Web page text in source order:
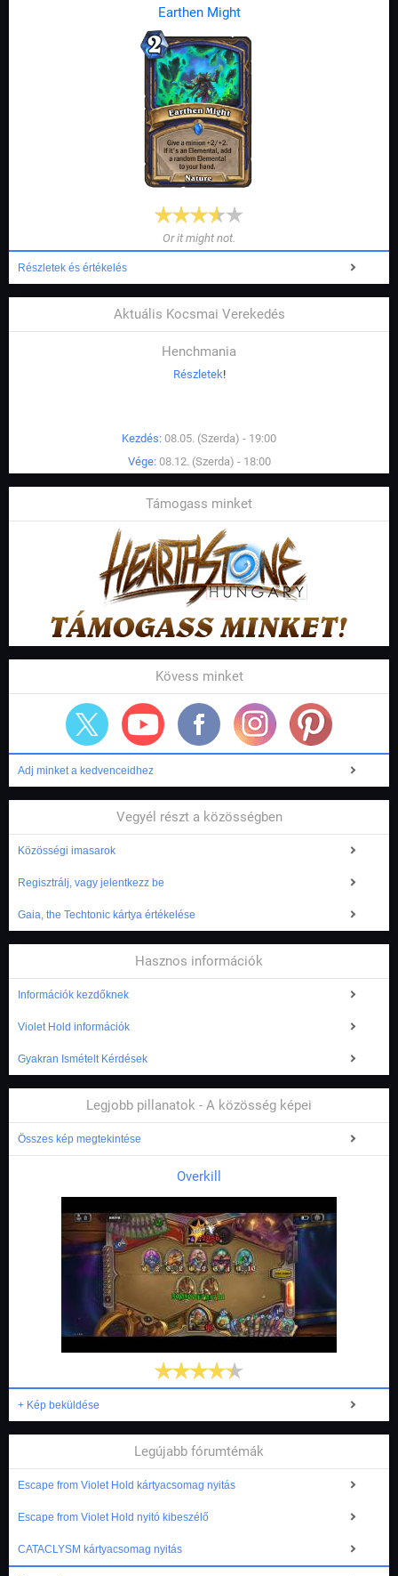
Earthen Might
Or it might not.
Részletek és értékelés
Aktuális Kocsmai Verekedés
Henchmania
Részletek!
Kezdés: 08.05. (Szerda) - 19:00
Vége: 08.12. (Szerda) - 18:00
Támogass minket
Kövess minket
Adj minket a kedvenceidhez
Vegyél részt a közösségben
Közösségi imasarok
Regisztrálj, vagy jelentkezz be
Gaia, the Techtonic kártya értékelése
Hasznos információk
Információk kezdőknek
Violet Hold információk
Gyakran Ismételt Kérdések
Legjobb pillanatok - A közösség képei
Összes kép megtekintése
Overkill
+ Kép beküldése
Legújabb fórumtémák
Escape from Violet Hold kártyacsomag nyitás
Escape from Violet Hold nyitó kibeszélő
CATACLYSM kártyacsomag nyitás